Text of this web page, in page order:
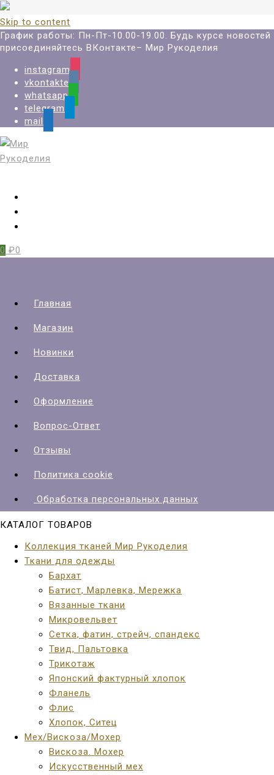
Skip to content
График работы: Пн-Пт-10.00-19.00. Будь курсе новостей
присоединяйтесь ВКонтакте– Мир Рукоделия
instagram
vkontakte
whatsapp
telegram
mail
0 ₽0
Главная
Магазин
Новинки
Доставка
Оформление
Вопрос-Ответ
Отзывы
Политика cookie
Обработка персональных данных
КАТАЛОГ ТОВАРОВ
Коллекция тканей Мир Рукоделия
Ткани для одежды
Бархат
Батист, Марлевка, Мережка
Вязанные ткани
Микровельвет
Сетка, фатин, стрейч, спандекс
Твид, Пальтовка
Трикотаж
Японский фактурный хлопок
Фланель
Флис
Хлопок, Ситец
Мех/Вискоза/Мохер
Вискоза. Мохер
Искусственный мех